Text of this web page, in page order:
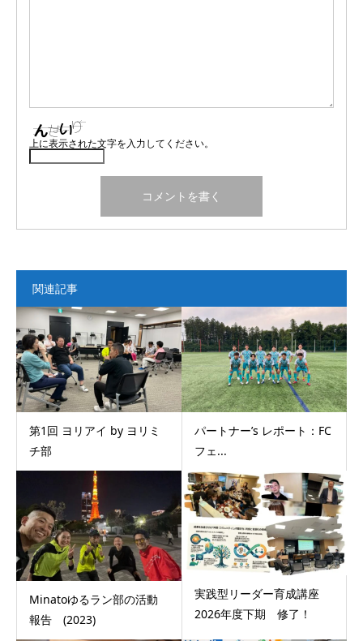
上に表示された文字を入力してください。
関連記事
第1回 ヨリアイ by ヨリミ
チ部
パートナー’s レポート：FC
フェ...
Minatoゆるラン部の活動
報告 (2023)
実践型リーダー育成講座
2026年度下期 修了！